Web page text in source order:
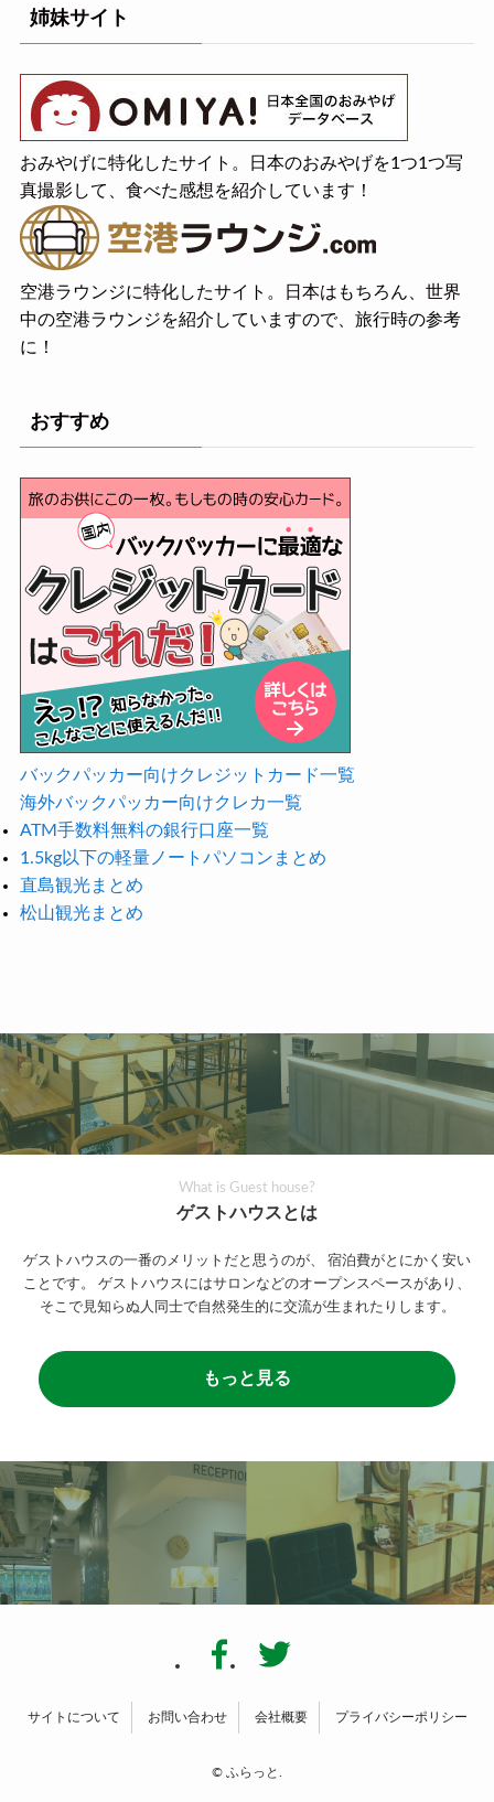
姉妹サイト
おみやげに特化したサイト。日本のおみやげを1つ1つ写
真撮影して、食べた感想を紹介しています！
空港ラウンジに特化したサイト。日本はもちろん、世界
中の空港ラウンジを紹介していますので、旅行時の参考
に！
おすすめ
バックパッカー向けクレジットカード一覧
海外バックパッカー向けクレカ一覧
ATM手数料無料の銀行口座一覧
1.5kg以下の軽量ノートパソコンまとめ
直島観光まとめ
松山観光まとめ
What is Guest house?
ゲストハウスとは
ゲストハウスの一番のメリットだと思うのが、
宿泊費がとにかく安い
ことです。
ゲストハウスにはサロンなどのオープンスペースがあり、
そこで見知らぬ人同士で自然発生的に交流が生まれたりします。
もっと見る
サイトについて お問い合わせ 会社概要 プライバシーポリシー
© ふらっと.